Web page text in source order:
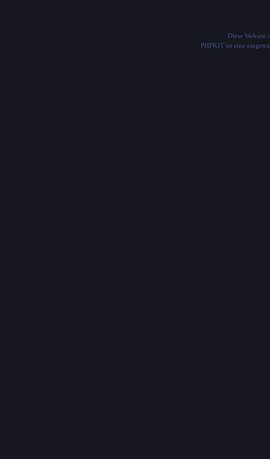
Diese Website
PHPKIT ist eine